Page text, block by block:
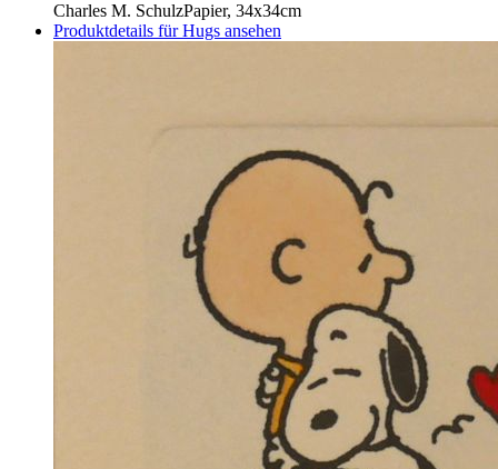
Charles M. SchulzPapier, 34x34cm
Produktdetails für Hugs ansehen